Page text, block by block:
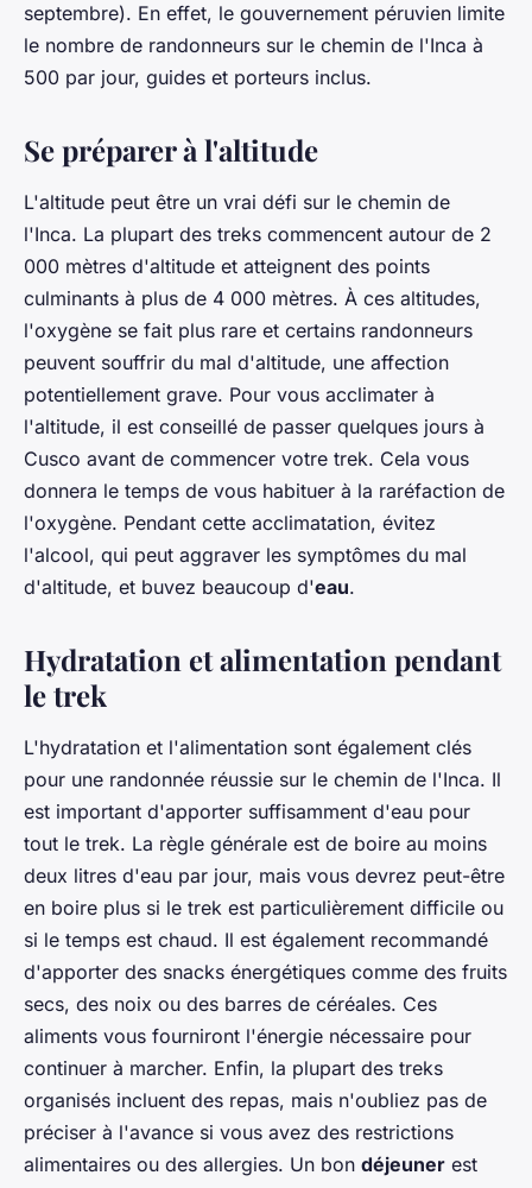
septembre). En effet, le gouvernement péruvien limite
le nombre de randonneurs sur le chemin de l'Inca à
500 par jour, guides et porteurs inclus.
Se préparer à l'altitude
L'altitude peut être un vrai défi sur le chemin de
l'Inca. La plupart des treks commencent autour de 2
000 mètres d'altitude et atteignent des points
culminants à plus de 4 000 mètres. À ces altitudes,
l'oxygène se fait plus rare et certains randonneurs
peuvent souffrir du mal d'altitude, une affection
potentiellement grave. Pour vous acclimater à
l'altitude, il est conseillé de passer quelques jours à
Cusco avant de commencer votre trek. Cela vous
donnera le temps de vous habituer à la raréfaction de
l'oxygène. Pendant cette acclimatation, évitez
l'alcool, qui peut aggraver les symptômes du mal
d'altitude, et buvez beaucoup d'eau.
Hydratation et alimentation pendant
le trek
L'hydratation et l'alimentation sont également clés
pour une randonnée réussie sur le chemin de l'Inca. Il
est important d'apporter suffisamment d'eau pour
tout le trek. La règle générale est de boire au moins
deux litres d'eau par jour, mais vous devrez peut-être
en boire plus si le trek est particulièrement difficile ou
si le temps est chaud. Il est également recommandé
d'apporter des snacks énergétiques comme des fruits
secs, des noix ou des barres de céréales. Ces
aliments vous fourniront l'énergie nécessaire pour
continuer à marcher. Enfin, la plupart des treks
organisés incluent des repas, mais n'oubliez pas de
préciser à l'avance si vous avez des restrictions
alimentaires ou des allergies. Un bon déjeuner est